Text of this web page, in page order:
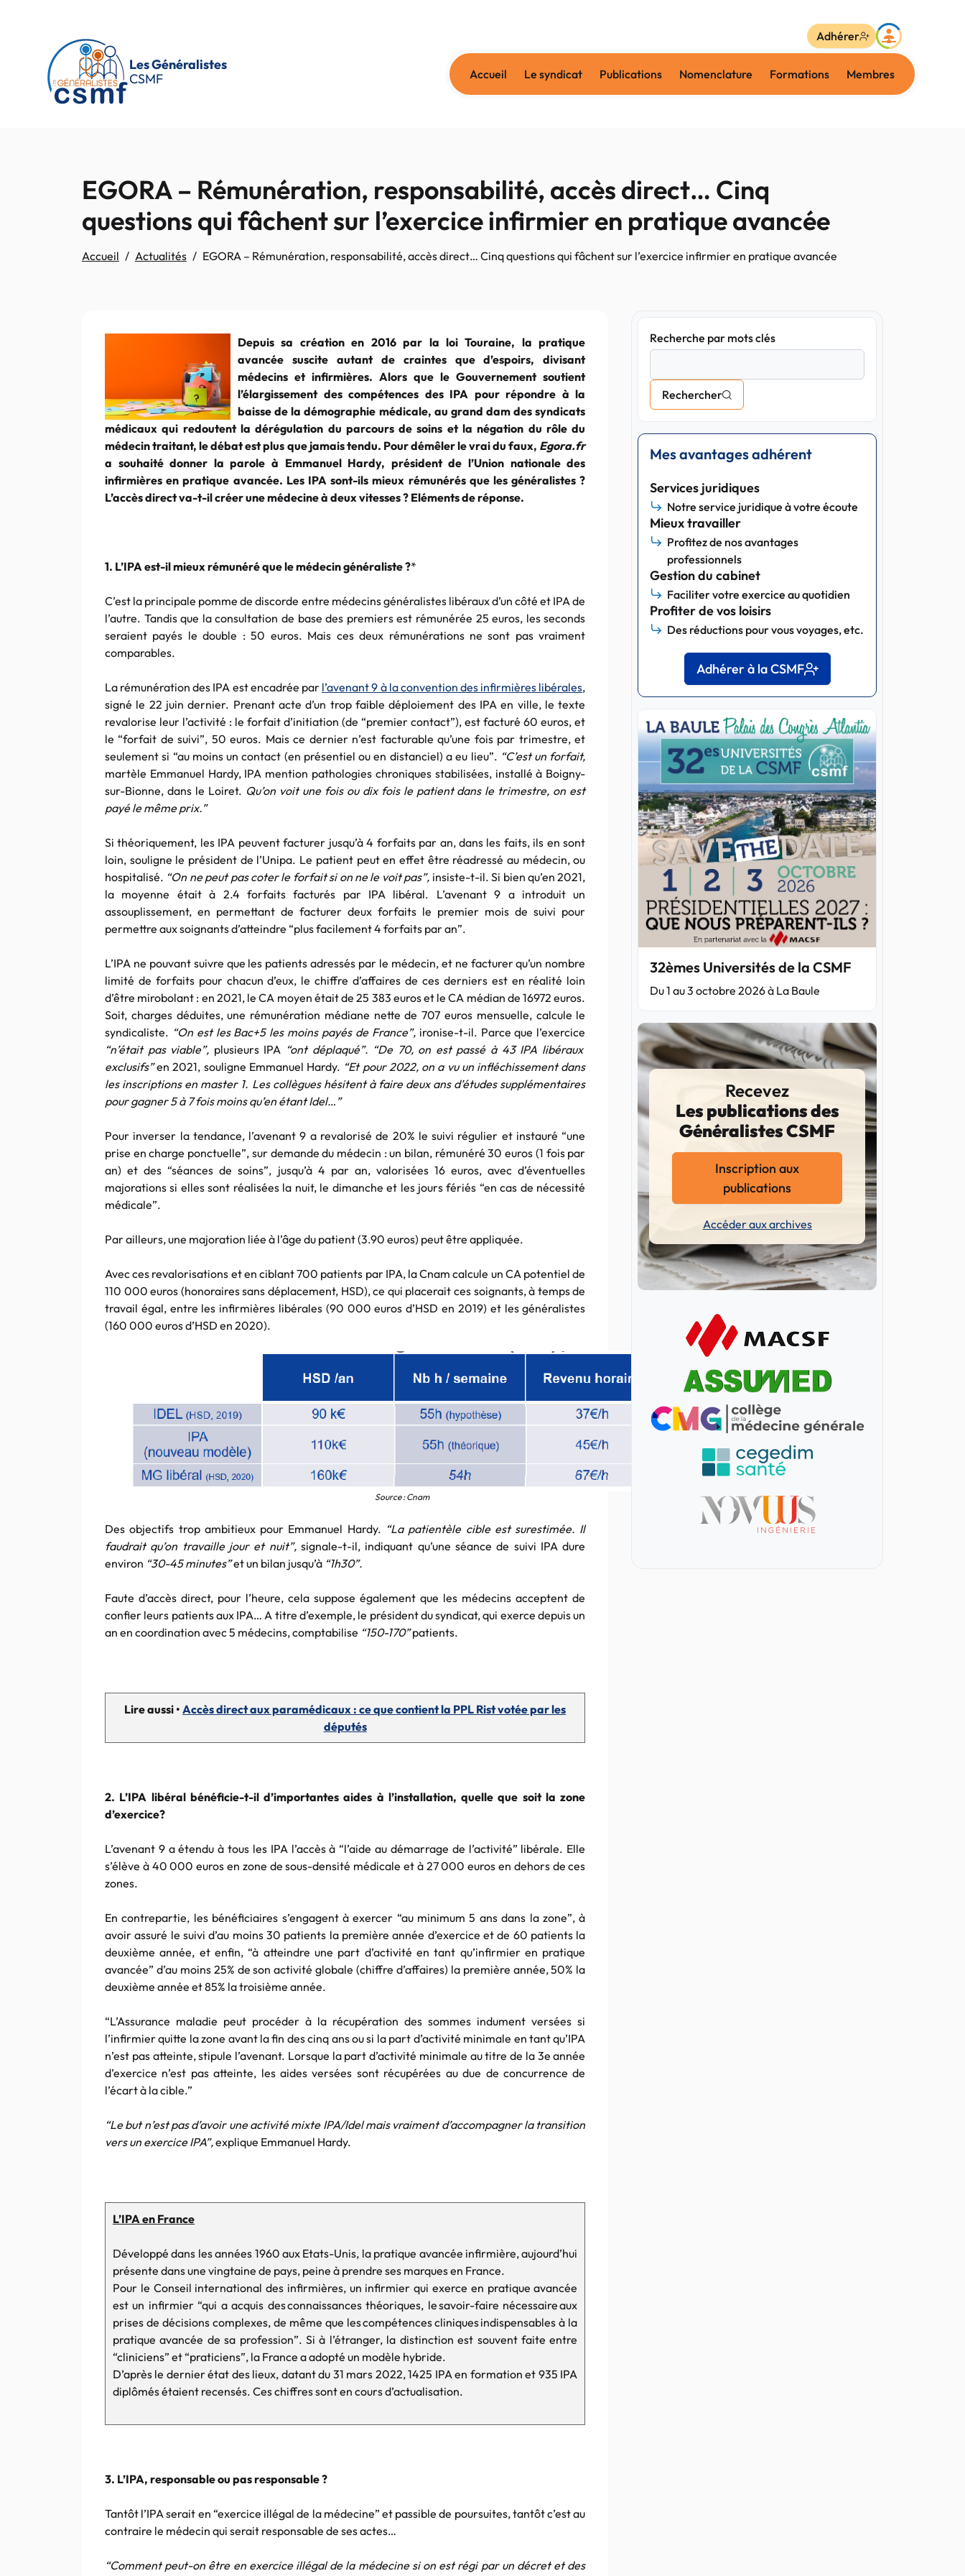
Les Généralistes
CSMF
Accueil Le syndicat Publications Nomenclature Formations Membres
Adhérer
EGORA – Rémunération, responsabilité, accès direct… Cinq
questions qui fâchent sur l’exercice infirmier en pratique avancée
Accueil Actualités EGORA – Rémunération, responsabilité, accès direct… Cinq questions qui fâchent sur l’exercice infirmier en pratique avancée
Depuis sa création en 2016 par la loi Touraine, la pratique
avancée suscite autant de craintes que d’espoirs, divisant
médecins et infirmières. Alors que le Gouvernement soutient
l’élargissement des compétences des IPA pour répondre à la
baisse de la démographie médicale, au grand dam des syndicats
médicaux qui redoutent la dérégulation du parcours de soins et la négation du rôle du
médecin traitant, le débat est plus que jamais tendu. Pour démêler le vrai du faux, Egora.fr
a souhaité donner la parole à Emmanuel Hardy, président de l’Union nationale des
infirmières en pratique avancée. Les IPA sont-ils mieux rémunérés que les généralistes ?
L’accès direct va-t-il créer une médecine à deux vitesses ? Eléments de réponse.
1. L’IPA est-il mieux rémunéré que le médecin généraliste ?*
C’est la principale pomme de discorde entre médecins généralistes libéraux d’un côté et IPA de
l’autre. Tandis que la consultation de base des premiers est rémunérée 25 euros, les seconds
seraient payés le double : 50 euros. Mais ces deux rémunérations ne sont pas vraiment
comparables.
La rémunération des IPA est encadrée par l’avenant 9 à la convention des infirmières libérales,
signé le 22 juin dernier. Prenant acte d’un trop faible déploiement des IPA en ville, le texte
revalorise leur l’activité : le forfait d’initiation (de “premier contact”), est facturé 60 euros, et
le “forfait de suivi”, 50 euros. Mais ce dernier n’est facturable qu’une fois par trimestre, et
seulement si “au moins un contact (en présentiel ou en distanciel) a eu lieu”. “C’est un forfait,
martèle Emmanuel Hardy, IPA mention pathologies chroniques stabilisées, installé à Boigny-
sur-Bionne, dans le Loiret. Qu’on voit une fois ou dix fois le patient dans le trimestre, on est
payé le même prix.”
Si théoriquement, les IPA peuvent facturer jusqu’à 4 forfaits par an, dans les faits, ils en sont
loin, souligne le président de l’Unipa. Le patient peut en effet être réadressé au médecin, ou
hospitalisé. “On ne peut pas coter le forfait si on ne le voit pas”, insiste-t-il. Si bien qu’en 2021,
la moyenne était à 2.4 forfaits facturés par IPA libéral. L’avenant 9 a introduit un
assouplissement, en permettant de facturer deux forfaits le premier mois de suivi pour
permettre aux soignants d’atteindre “plus facilement 4 forfaits par an”.
L’IPA ne pouvant suivre que les patients adressés par le médecin, et ne facturer qu’un nombre
limité de forfaits pour chacun d’eux, le chiffre d’affaires de ces derniers est en réalité loin
d’être mirobolant : en 2021, le CA moyen était de 25 383 euros et le CA médian de 16972 euros.
Soit, charges déduites, une rémunération médiane nette de 707 euros mensuelle, calcule le
syndicaliste. “On est les Bac+5 les moins payés de France”, ironise-t-il. Parce que l’exercice
“n’était pas viable”, plusieurs IPA “ont déplaqué”. “De 70, on est passé à 43 IPA libéraux
exclusifs”en 2021, souligne Emmanuel Hardy. “Et pour 2022, on a vu un infléchissement dans
les inscriptions en master 1. Les collègues hésitent à faire deux ans d’études supplémentaires
pour gagner 5 à 7 fois moins qu’en étant Idel…”
Pour inverser la tendance, l’avenant 9 a revalorisé de 20% le suivi régulier et instauré “une
prise en charge ponctuelle”, sur demande du médecin : un bilan, rémunéré 30 euros (1 fois par
an) et des “séances de soins”, jusqu’à 4 par an, valorisées 16 euros, avec d’éventuelles
majorations si elles sont réalisées la nuit, le dimanche et les jours fériés “en cas de nécessité
médicale”.
Par ailleurs, une majoration liée à l’âge du patient (3.90 euros) peut être appliquée.
Avec ces revalorisations et en ciblant 700 patients par IPA, la Cnam calcule un CA potentiel de
110 000 euros (honoraires sans déplacement, HSD), ce qui placerait ces soignants, à temps de
travail égal, entre les infirmières libérales (90 000 euros d’HSD en 2019) et les généralistes
(160 000 euros d’HSD en 2020).
Source : Cnam
Des objectifs trop ambitieux pour Emmanuel Hardy. “La patientèle cible est surestimée. Il
faudrait qu’on travaille jour et nuit”,signale-t-il, indiquant qu’une séance de suivi IPA dure
environ “30-45 minutes”et un bilan jusqu’à “1h30”.
Faute d’accès direct, pour l’heure, cela suppose également que les médecins acceptent de
confier leurs patients aux IPA… A titre d’exemple, le président du syndicat, qui exerce depuis un
an en coordination avec 5 médecins, comptabilise “150-170”patients.
Lire aussi •Accès direct aux paramédicaux : ce que contient la PPL Rist votée par les
députés
2. L’IPA libéral bénéficie-t-il d’importantes aides à l’installation, quelle que soit la zone
d’exercice?
L’avenant 9 a étendu à tous les IPA l’accès à “l’aide au démarrage de l’activité” libérale. Elle
s’élève à 40 000 euros en zone de sous-densité médicale et à 27 000 euros en dehors de ces
zones.
En contrepartie, les bénéficiaires s’engagent à exercer “au minimum 5 ans dans la zone”, à
avoir assuré le suivi d’au moins 30 patients la première année d’exercice et de 60 patients la
deuxième année, et enfin, “à atteindre une part d’activité en tant qu’infirmier en pratique
avancée” d’au moins 25% de son activité globale (chiffre d’affaires) la première année, 50% la
deuxième année et 85% la troisième année.
“L’Assurance maladie peut procéder à la récupération des sommes indument versées si
l’infirmier quitte la zone avant la fin des cinq ans ou si la part d’activité minimale en tant qu’IPA
n’est pas atteinte, stipule l’avenant. Lorsque la part d’activité minimale au titre de la 3e année
d’exercice n’est pas atteinte, les aides versées sont récupérées au due de concurrence de
l’écart à la cible.”
“Le but n’est pas d’avoir une activité mixte IPA/Idel mais vraiment d’accompagner la transition
vers un exercice IPA”,explique Emmanuel Hardy.
L’IPA en France
Développé dans les années 1960 aux Etats-Unis, la pratique avancée infirmière, aujourd’hui
présente dans une vingtaine de pays, peine à prendre ses marques en France.
Pour le Conseil international des infirmières, un infirmier qui exerce en pratique avancée
est un infirmier “qui a acquis des connaissances théoriques, le savoir-faire nécessaire aux
prises de décisions complexes, de même que les compétences cliniques indispensables à la
pratique avancée de sa profession”. Si à l’étranger, la distinction est souvent faite entre
“cliniciens” et “praticiens”, la France a adopté un modèle hybride.
D’après le dernier état des lieux, datant du 31 mars 2022, 1425 IPA en formation et 935 IPA
diplômés étaient recensés. Ces chiffres sont en cours d’actualisation.
3. L’IPA, responsable ou pas responsable ?
Tantôt l’IPA serait en “exercice illégal de la médecine” et passible de poursuites, tantôt c’est au
contraire le médecin qui serait responsable de ses actes…
“Comment peut-on être en exercice illégal de la médecine si on est régi par un décret et des
Recherche par mots clés
Rechercher
Mes avantages adhérent
Services juridiques
Notre service juridique à votre écoute
Mieux travailler
Profitez de nos avantages
professionnels
Gestion du cabinet
Faciliter votre exercice au quotidien
Profiter de vos loisirs
Des réductions pour vous voyages, etc.
Adhérer à la CSMF
32èmes Universités de la CSMF
Du 1 au 3 octobre 2026 à La Baule
Recevez
Les publications des
Généralistes CSMF
Inscription aux
publications
Accéder aux archives